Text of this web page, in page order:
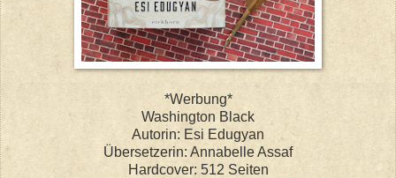
*Werbung*
Washington Black
Autorin: Esi Edugyan
Übersetzerin: Annabelle Assaf
Hardcover: 512 Seiten